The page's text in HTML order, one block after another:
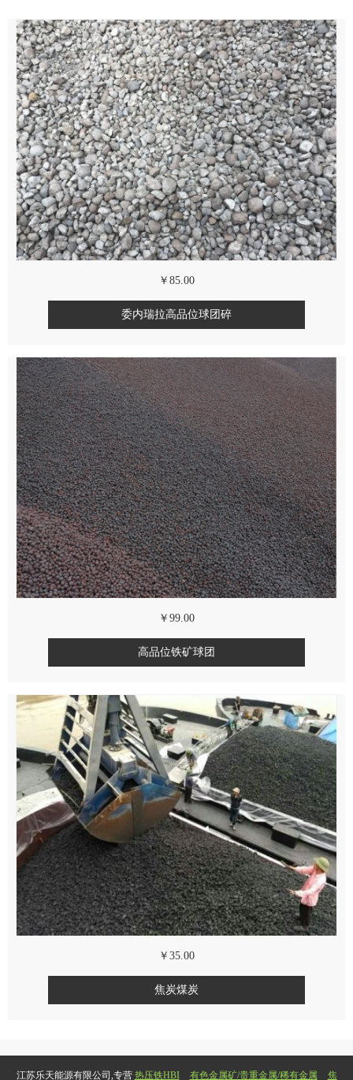
￥85.00
委内瑞拉高品位球团碎
￥99.00
高品位铁矿球团
￥35.00
焦炭煤炭
江苏乐天能源有限公司,专营 热压铁HBI 有色金属矿/贵重金属/稀有金属 焦